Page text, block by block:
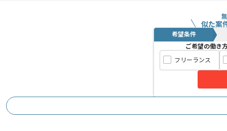
似た案
希望条件
ご希望の働き
フリーランス